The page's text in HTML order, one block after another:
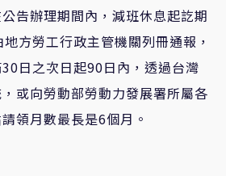
告辦理期間內，減班休息起訖期
方勞工行政主管機關列冊通報，
30日之次日起90日內 ， 透過台灣
， 或向勞動部勞動力發展署所屬各
領月數最長是6個月。